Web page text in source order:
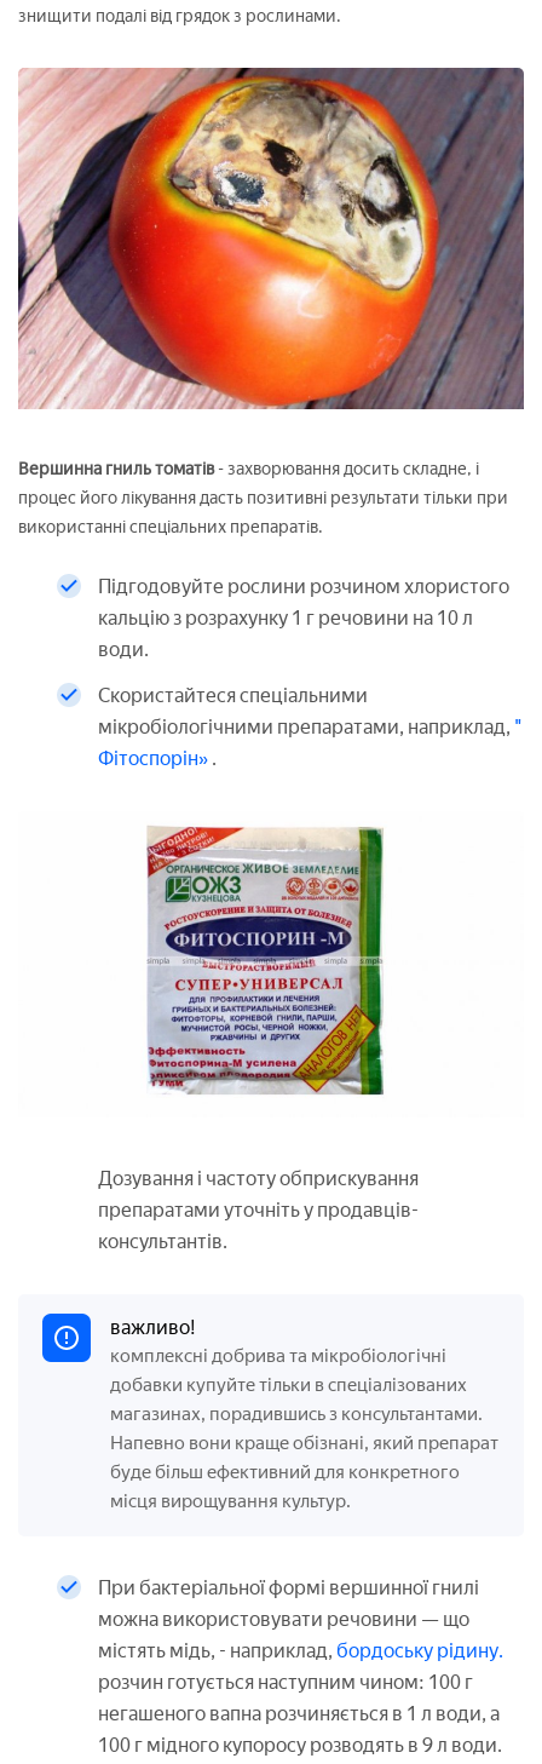
знищити подалі від грядок з рослинами.
Вершинна гниль томатів- захворювання досить складне, і
процес його лікування дасть позитивні результати тільки при
використанні спеціальних препаратів.
Підгодовуйте рослини розчином хлористого
кальцію з розрахунку 1 г речовини на 10 л
води.
Скористайтеся спеціальними
мікробіологічними препаратами, наприклад, "
Фітоспорін» .
Дозування і частоту обприскування
препаратами уточніть у продавців-
консультантів.
важливо!
комплексні добрива та мікробіологічні
добавки купуйте тільки в спеціалізованих
магазинах, порадившись з консультантами.
Напевно вони краще обізнані, який препарат
буде більш ефективний для конкретного
місця вирощування культур.
При бактеріальної формі вершинної гнилі
можна використовувати речовини — що
містять мідь, - наприклад, бордоську рідину.
розчин готується наступним чином: 100 г
негашеного вапна розчиняється в 1 л води, а
100 г мідного купоросу розводять в 9 л води.